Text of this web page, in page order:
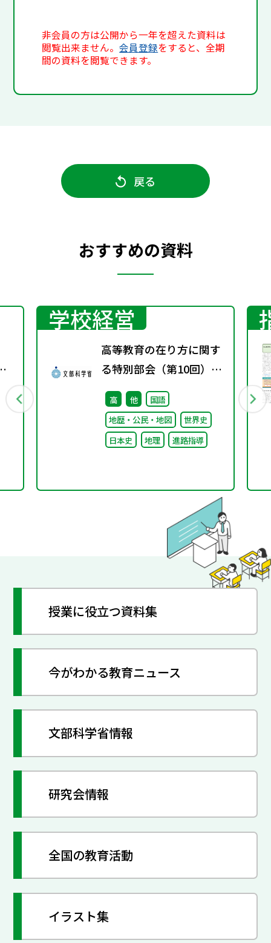
非会員の方は公開から一年を超えた資料は
閲覧出来ません。会員登録をすると、全期
間の資料を閲覧できます。
戻る
おすすめの資料
学校経営
高等教育の在り方に関す
る特別部会（第10回）配
付資料
高 他
国語
地歴・公民・地図
世界史
日本史
地理 進路指導
授業に役立つ資料集
今がわかる教育ニュース
文部科学省情報
研究会情報
全国の教育活動
イラスト集